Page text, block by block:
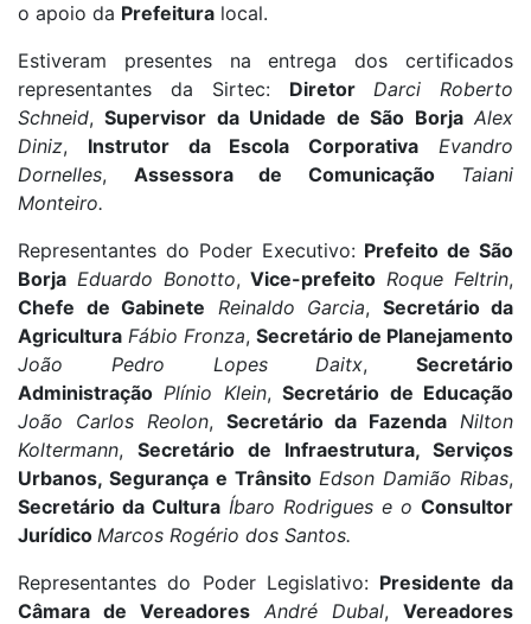
o apoio da Prefeitura local.
Estiveram presentes na entrega dos certificados
representantes da Sirtec: Diretor Darci Roberto
Schneid,Supervisor da Unidade de São Borja Alex
Diniz, Instrutor da Escola Corporativa Evandro
Dornelles, Assessora de ComunicaçãoTaiani
Monteiro.
Representantes do Poder Executivo: Prefeito de São
Borja Eduardo Bonotto,Vice-prefeito Roque Feltrin,
Chefe de Gabinete Reinaldo Garcia, Secretário da
Agricultura Fábio Fronza, Secretário de Planejamento
João Pedro Lopes Daitx, Secretário
Administração Plínio Klein,Secretário de Educação
João Carlos Reolon, Secretário da Fazenda Nilton
Koltermann, Secretário de Infraestrutura, Serviços
Urbanos, Segurança e Trânsito Edson Damião Ribas,
Secretário da Cultura Íbaro Rodrigues e o Consultor
Jurídico Marcos Rogério dos Santos.
Representantes do Poder Legislativo: Presidente da
Câmara de Vereadores André Dubal, Vereadores